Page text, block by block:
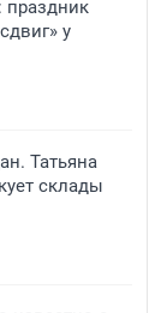
праздник
у
Татьяна
склады